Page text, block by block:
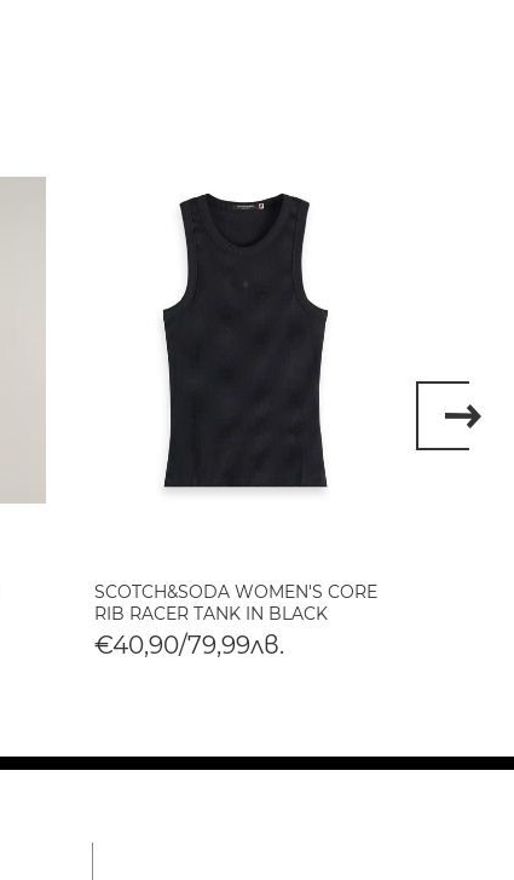
SCOTCH&SODA WOMEN'S CORE
RIB RACER TANK IN BLACK
€40,90/79,99лв.